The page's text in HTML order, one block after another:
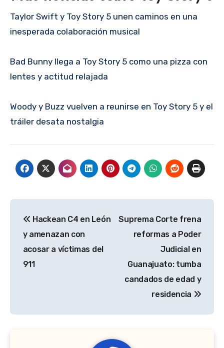
Taylor Swift y Toy Story 5 unen caminos en una
inesperada colaboración musical
Bad Bunny llega a Toy Story 5 como una pizza con
lentes y actitud relajada
Woody y Buzz vuelven a reunirse en Toy Story 5 y el
tráiler desata nostalgia
de
entradas
Hackean C4 en León
y amenazan con
acosar a víctimas del
911
Suprema Corte frena
reformas a Poder
Judicial en
Guanajuato: tumba
candados de edad y
residencia